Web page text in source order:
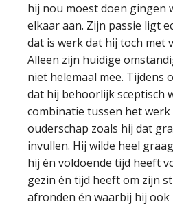
hij nou moest doen gingen
elkaar aan. Zijn passie ligt
dat is werk dat hij toch met
Alleen zijn huidige
niet helemaal mee. Tijdens
dat hij behoorlijk sceptisch
combinatie tussen het
ouderschap zoals hij dat
invullen. Hij wilde heel
hij én voldoende tijd heeft
gezin én tijd heeft om zijn
afronden én waarbij hij ook